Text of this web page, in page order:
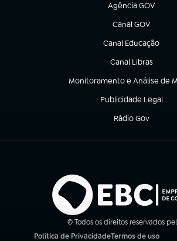
Agência GOV
(abre em nova aba)
Canal GOV
(abre em nova aba)
Canal Educação
(abre em nova aba)
Canal Libras
(abre em nova aba)
Monitoramento e Análise de
(abre em nova aba)
Publicidade Legal
(abre em nova aba)
Rádio Gov
(abre em nova aba)
© Todos os direitos reservados
Política de PrivacidadeTermos de uso